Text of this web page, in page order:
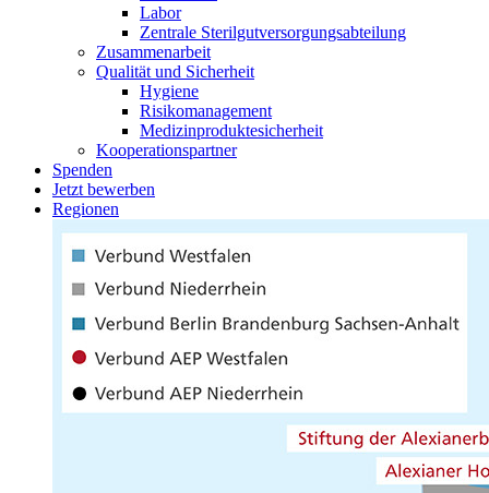
Labor
Zentrale Sterilgutversorgungsabteilung
Zusammenarbeit
Qualität und Sicherheit
Hygiene
Risikomanagement
Medizinproduktesicherheit
Kooperationspartner
Spenden
Jetzt bewerben
Regionen